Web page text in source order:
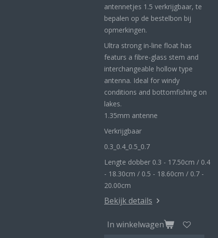
antennetjes 1.5 verkrijgbaar, te
bepalen op de bestelbon bij
opmerkingen.
Ultra strong in-line float has
featurs a fibre-glass stem and
interchangeable hollow type
antenna. Ideal for windy
conditions and bottomfishing on
lakes.
1.35mm antenne
Verkrijgbaar
0.3_ 0.4_ 0.5_0.7
Lengte dobber 0.3 - 17.50cm / 0.4
- 18.30cm / 0.5 - 18.60cm / 0.7 -
20.00cm
Bekijk details
In winkelwagen